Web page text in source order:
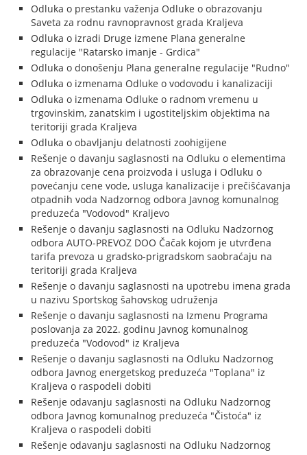
Odluka o prestanku važenja Odluke o obrazovanju
Saveta za rodnu ravnopravnost grada Kraljeva
Odluka o izradi Druge izmene Plana generalne
regulacije "Ratarsko imanje - Grdica"
Odluka o donošenju Plana generalne regulacije "Rudno"
Odluka o izmenama Odluke o vodovodu i kanalizaciji
Odluka o izmenama Odluke o radnom vremenu u
trgovinskim, zanatskim i ugostiteljskim objektima na
teritoriji grada Kraljeva
Odluka o obavljanju delatnosti zoohigijene
Rešenje o davanju saglasnosti na Odluku o elementima
za obrazovanje cena proizvoda i usluga i Odluku o
povećanju cene vode, usluga kanalizacije i prečišćavanja
otpadnih voda Nadzornog odbora Javnog komunalnog
preduzeća "Vodovod" Kraljevo
Rešenje o davanju saglasnosti na Odluku Nadzornog
odbora AUTO-PREVOZ DOO Čačak kojom je utvrđena
tarifa prevoza u gradsko-prigradskom saobraćaju na
teritoriji grada Kraljeva
Rešenje o davanju saglasnosti na upotrebu imena grada
u nazivu Sportskog šahovskog udruženja
Rešenje o davanju saglasnosti na Izmenu Programa
poslovanja za 2022. godinu Javnog komunalnog
preduzeća "Vodovod" iz Kraljeva
Rešenje o davanju saglasnosti na Odluku Nadzornog
odbora Javnog energetskog preduzeća "Toplana" iz
Kraljeva o raspodeli dobiti
Rešenje odavanju saglasnosti na Odluku Nadzornog
odbora Javnog komunalnog preduzeća "Čistoća" iz
Kraljeva o raspodeli dobiti
Rešenje odavanju saglasnosti na Odluku Nadzornog